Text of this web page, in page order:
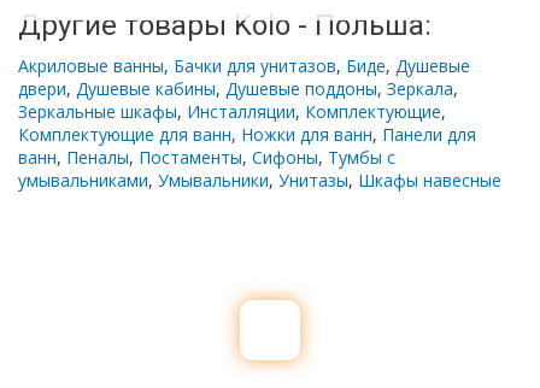
Другие товары Kolo - Польша:
Акриловые ванны, Бачки для унитазов, Биде, Душевые
двери, Душевые кабины, Душевые поддоны, Зеркала,
Зеркальные шкафы, Инсталляции, Комплектующие,
Комплектующие для ванн, Ножки для ванн, Панели для
ванн, Пеналы, Постаменты, Сифоны, Тумбы с
умывальниками, Умывальники, Унитазы, Шкафы навесные